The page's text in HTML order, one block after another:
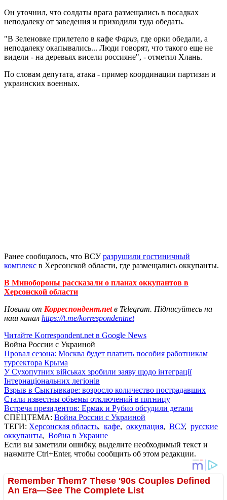
Он уточнил, что солдаты врага размещались в посадках
неподалеку от заведения и приходили туда обедать.
"В Зеленовке прилетело в кафе Фариз, где орки обедали, а
неподалеку окапывались... Люди говорят, что такого еще не
видели - на деревьях висели россияне", - отметил Хлань.
По словам депутата, атака - пример координации партизан и
украинских военных.
Ранее сообщалось, что ВСУразрушили гостиничный
комплекс в Херсонской области, где размещались оккупанты.
В Минобороны рассказали о планах оккупантов в
Херсонской области
Новини от Корреспондент.netв Telegram. Підписуйтесь на
наш канал https://t.me/korrespondentnet
Читайте Korrespondent.net в Google News
Война России с Украиной
Провал сезона: Москва будет платить пособия работникам
турсектора Крыма
У Сухопутних військах зробили заяву щодо інтеграції
Інтернаціональних легіонів
Взрыв в Сыктывкаре: возросло количество пострадавших
Стали известны объемы отключений в пятницу
Встреча президентов: Ермак и Рубио обсудили детали
СПЕЦТЕМА: Война России с Украиной
ТЕГИ: Херсонская область, кафе, оккупация, ВСУ, русские
оккупанты, Война в Украине
Если вы заметили ошибку, выделите необходимый текст и
нажмите Ctrl+Enter, чтобы сообщить об этом редакции.